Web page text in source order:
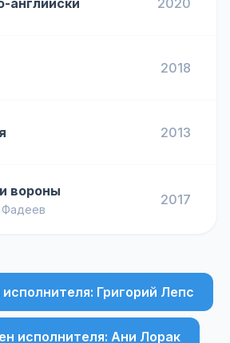
английски 2020
2018
2013
вороны
2017
Григорий Лепс
исполнителя: Ани Лорак